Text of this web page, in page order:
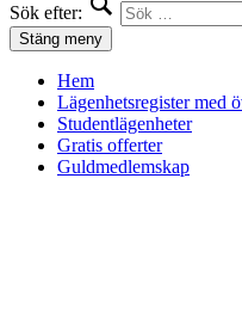
Sök efter:
Stäng meny
Hem
Lägenhetsregister med
Studentlägenheter
Gratis offerter
Guldmedlemskap